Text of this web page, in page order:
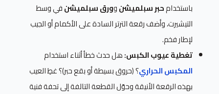
باستخدامحبر سبلميشنوورق سبلميشنفي وسط
التيشيرت، وأضف رقعة الترتر السادة على الأكمام أو الجيب
لإطار فخم.
تغطية عيوب الكبس:هل حدث خطأ أثناء استخدام
المكبس الحراري؟ (حروق بسيطة أو بقع حبر)؟ غطِ العيب
بهذه الرقعة الأنيقة وحوّل القطعة التالفة إلى تحفة فنية